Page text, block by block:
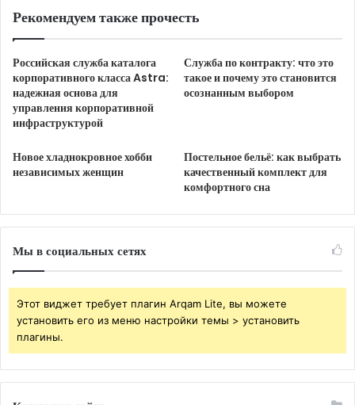
глубокую психологическую работу в единый
Особенность тренировок заключается в их высокой
функциональности. Для эффективного выполнения
упражнений с различными типами оружия
включающая силу, скоростно-силовую
выносливость и координацию. Каждое упражнение
— это динамичный комплекс, сочетающий
стрельбу с активным перемещением, что
обеспечивает всестороннюю нагрузку.
Не менее важным аспектом является ментальная
составляющая. Практическая стрельба выступает в
роли мощного тренажера для психики. И это явно
поприятнее похода к меркантильному психологу.
Необходимость сохранять предельную
Рекомендуем также прочесть
Российская служба каталога
корпоративного класса Astra:
надежная основа для
управления корпоративной
инфраструктурой
Служба по контракту: что это
такое и почему это становится
осознанным выбором
Новое хладнокровное хобби
независимых женщин
Постельное бельё: как выбрать
качественный комплект для
комфортного сна
Мы в социальных сетях
Этот виджет требует плагин Arqam Lite, вы можете
установить его из меню настройки темы > установить
плагины.